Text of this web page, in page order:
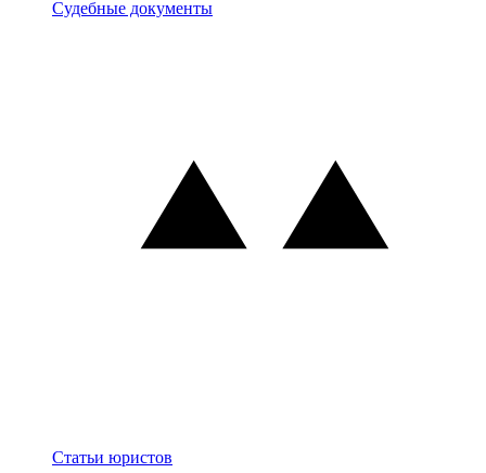
Документы
Судебные документы
Блог
Статьи юристов